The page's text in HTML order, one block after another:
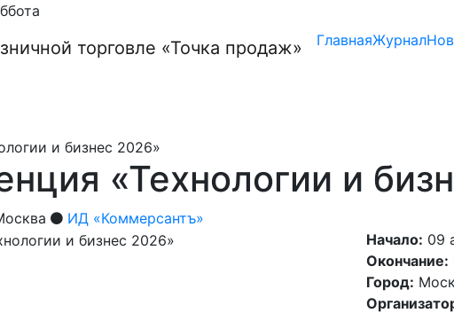
ГлавнаяЖурнал
и бизнес 2026»
«Технологии и
ИД «Коммерсантъ»
Начало: 09
Окончание:
Город: